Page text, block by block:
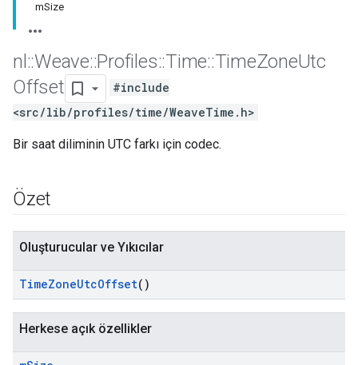
mSize
nl ::Weave::Profiles::Time::TimeZoneUtc
Offset
#include
<src/lib/profiles/time/WeaveTime.h>
Bir saat diliminin UTC farkı için codec.
Özet
Oluşturucular ve Yıkıcılar
TimeZoneUtcOffset()
Herkese açık özellikler